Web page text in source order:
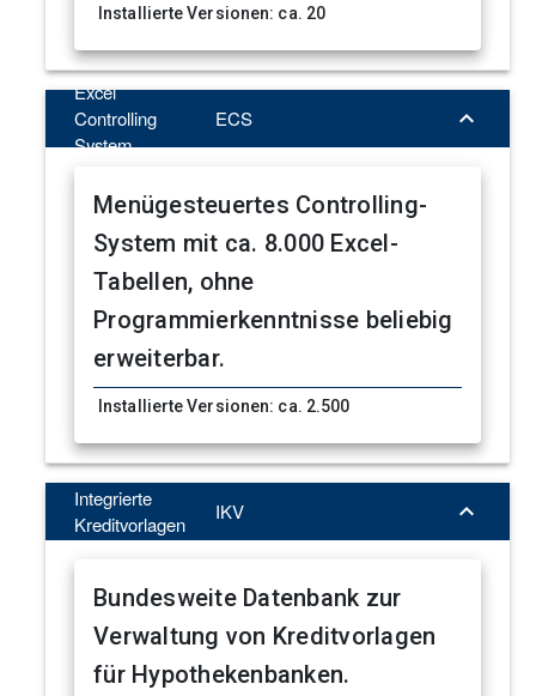
Installierte Versionen: ca. 20
Excel
Controlling
System
ECS 
Menügesteuertes Controlling-
System mit ca. 8.000 Excel-
Tabellen, ohne
Programmierkenntnisse beliebig
erweiterbar.
Installierte Versionen: ca. 2.500
Integrierte
Kreditvorlagen
IKV 
Bundesweite Datenbank zur
Verwaltung von Kreditvorlagen
für Hypothekenbanken.